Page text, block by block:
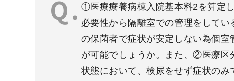
①医療療養病棟入院基本料2を算定
必要性から隔離室での管理をして
の保菌者で症状が安定しない為個
が可能でしょうか。また、②医療区
状態において、検尿をせず症状のみ